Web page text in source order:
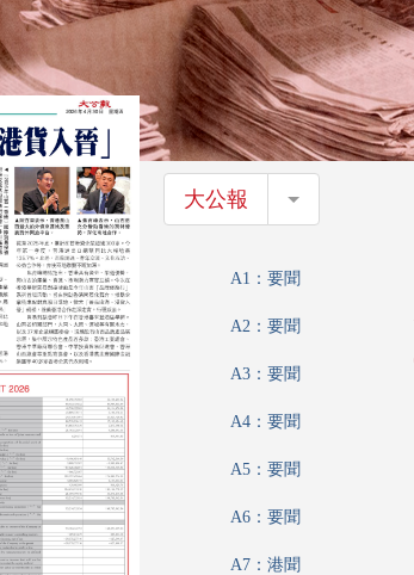
大公報 大公報
A1：要聞
A2：要聞
A3：要聞
A4：要聞
A5：要聞
A6：要聞
A7：港聞